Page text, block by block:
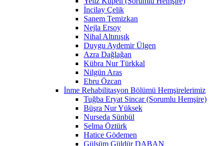
İncilay Çelik
Sanem Temizkan
Nejla Ersoy
Nihal Altınışık
Duygu Aydemir Ülgen
Azra Dağlağan
Kübra Nur Türkkal
Nilgün Aras
Ebru Özcan
İnme Rehabilitasyon Bölümü Hemşirelerimiz
Tuğba Eryat Sincar (Sorumlu Hemşire)
Büşra Nur Yüksek
Nurseda Sünbül
Selma Öztürk
Hatice Gödemen
Gülsüm Güldür DABAN